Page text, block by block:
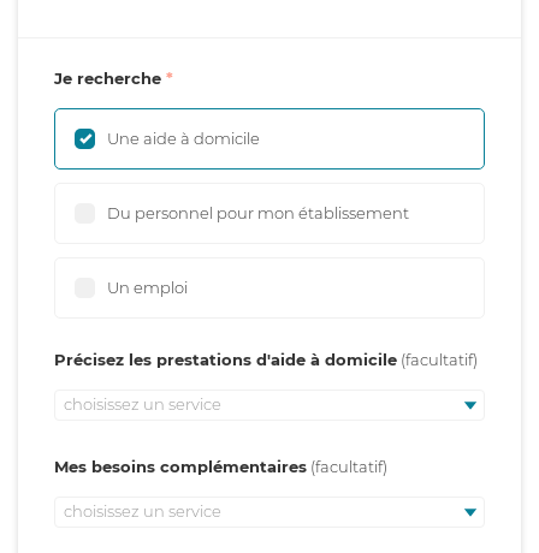
Je recherche
Une aide à domicile
Du personnel pour mon établissement
Un emploi
Précisez les prestations d'aide à domicile
choisissez un service
Mes besoins complémentaires
choisissez un service